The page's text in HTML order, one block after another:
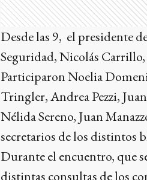
Desde las 9, el presidente
Seguridad, Nicolás Carrillo,
Participaron Noelia
Tringler, Andrea Pezzi,
Nélida Sereno, Juan
secretarios de los distintos
Durante el encuentro, que
distintas consultas de los